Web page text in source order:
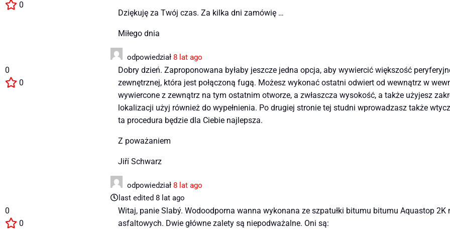
0
Dziękuję za Twój czas. Za kilka dni zamówię …
Miłego dnia
odpowiedział 8 lat ago
0
0
Dobry dzień. Zaproponowana byłaby jeszcze jedna opcja, aby wywiercić większość
zewnętrznej, która jest połączoną fugą. Możesz wykonać ostatni odwiert od wewnątrz w
wywiercone z zewnątrz na tym ostatnim otworze, a zwłaszcza wysokość, a także użyjesz
lokalizacji użyj również do wypełnienia. Po drugiej stronie tej studni wprowadzasz także
ta procedura będzie dla Ciebie najlepsza.
Z poważaniem
Jiří Schwarz
odpowiedział 8 lat ago
last edited 8 lat ago
0
0
Witaj, panie Slabý. Wodoodporna wanna wykonana ze szpatułki bitumu bitumu Aquastop
asfaltowych. Dwie główne zalety są niepodważalne. Oni są: